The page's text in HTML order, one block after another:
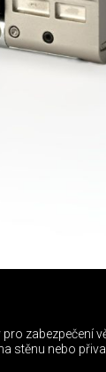
zabezpečení
stěnu nebo